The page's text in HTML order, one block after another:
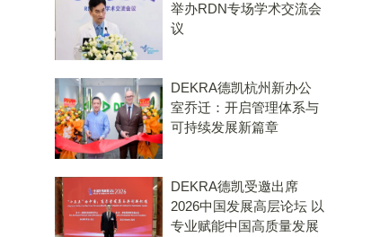
举办RDN专场学术交流会
议
DEKRA德凯杭州新办公
室乔迁：开启管理体系与
可持续发展新篇章
DEKRA德凯受邀出席
2026中国发展高层论坛 以
专业赋能中国高质量发展